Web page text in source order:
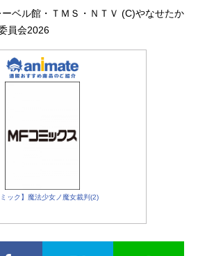
一
ベル館・ＴＭＳ・ＮＴＶ (C)やなせたか
員会2026
ミック】魔法少女ノ魔女裁判(2)